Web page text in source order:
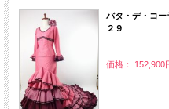
バタ・デ・コ
２９
価格： 152,900